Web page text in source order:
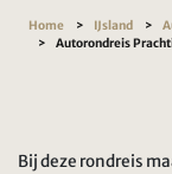
Home IJsland
Autorondreis
Bij deze rondreis